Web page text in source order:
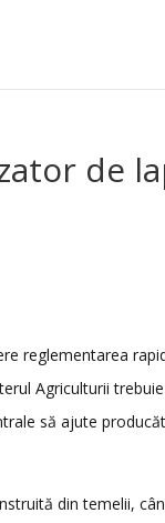
de
reglementarea
Agriculturii
să ajute
din temelii,